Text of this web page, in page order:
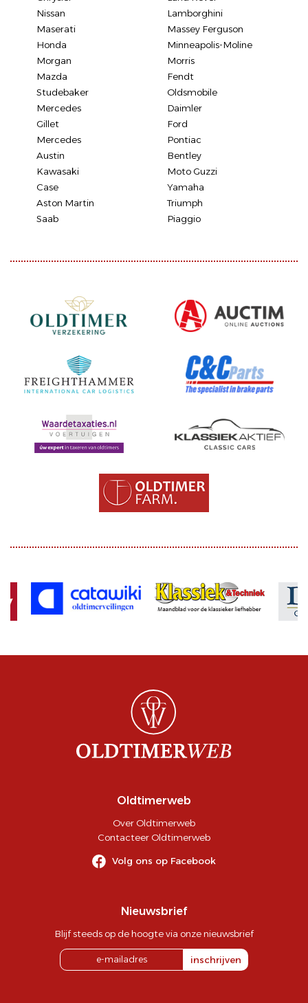
Nissan
Lamborghini
Maserati
Massey Ferguson
Honda
Minneapolis-Moline
Morgan
Morris
Mazda
Fendt
Studebaker
Oldsmobile
Mercedes
Daimler
Gillet
Ford
Mercedes
Pontiac
Austin
Bentley
Kawasaki
Moto Guzzi
Case
Yamaha
Aston Martin
Triumph
Saab
Piaggio
Oldtimerweb
Over Oldtimerweb
Contacteer Oldtimerweb
Volg ons op Facebook
Nieuwsbrief
Blijf steeds op de hoogte via onze nieuwsbrief
inschrijven